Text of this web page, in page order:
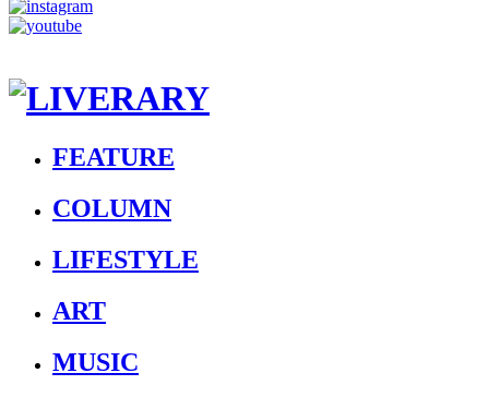
FEATURE
COLUMN
LIFESTYLE
ART
MUSIC